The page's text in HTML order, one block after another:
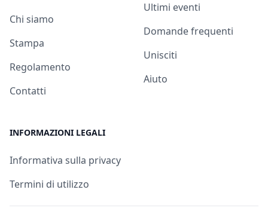
Chi siamo
Stampa
Regolamento
Contatti
Ultimi eventi
Domande frequenti
Unisciti
Aiuto
INFORMAZIONI LEGALI
Informativa sulla privacy
Termini di utilizzo